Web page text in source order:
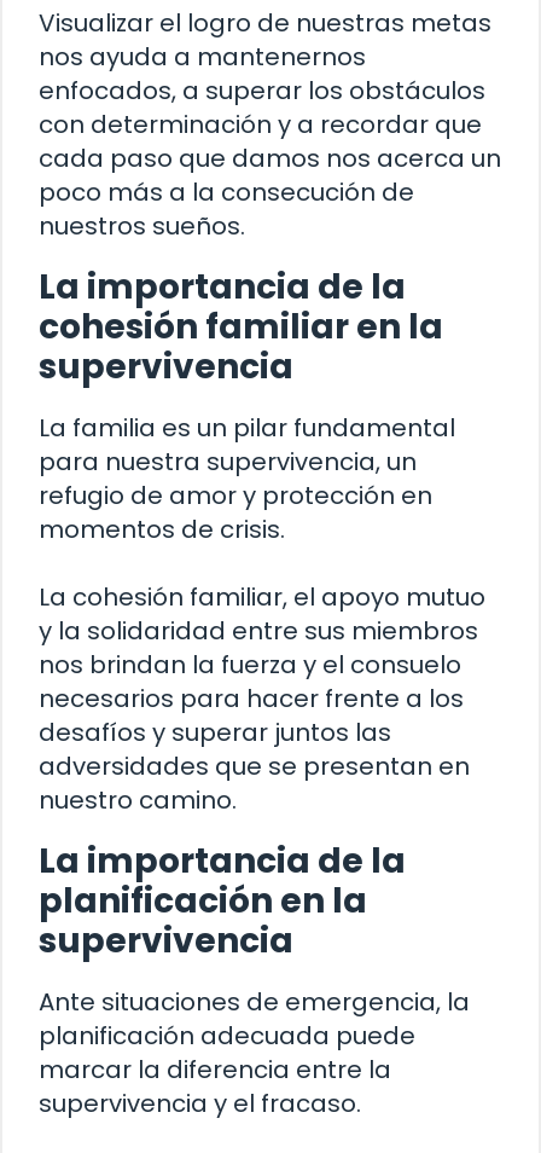
Visualizar el logro de nuestras metas
nos ayuda a mantenernos
enfocados, a superar los obstáculos
con determinación y a recordar que
cada paso que damos nos acerca un
poco más a la consecución de
nuestros sueños.
La importancia de la
cohesión familiar en la
supervivencia
La familia es un pilar fundamental
para nuestra supervivencia, un
refugio de amor y protección en
momentos de crisis.
La cohesión familiar, el apoyo mutuo
y la solidaridad entre sus miembros
nos brindan la fuerza y el consuelo
necesarios para hacer frente a los
desafíos y superar juntos las
adversidades que se presentan en
nuestro camino.
La importancia de la
planificación en la
supervivencia
Ante situaciones de emergencia, la
planificación adecuada puede
marcar la diferencia entre la
supervivencia y el fracaso.